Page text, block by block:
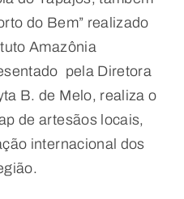
do Bem” realizado
Amazônia
pela Diretora
B. de Melo, realiza o
de artesãos locais,
internacional dos